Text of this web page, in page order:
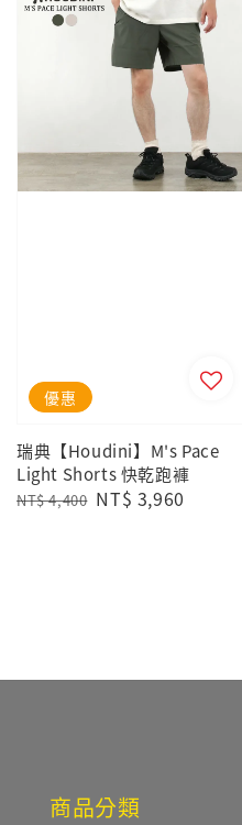
優惠
瑞典【Houdini】M's Pace
Light Shorts 快乾跑褲
Regular
NT$ 4,400 Sale
NT$ 3,960
商品分類